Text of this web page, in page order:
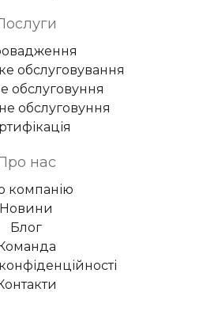
обслуговування
обслуговуння
обслуговуння
нас
компанію
Новини
Блог